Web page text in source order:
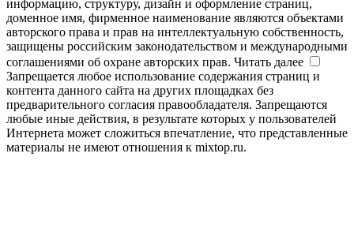
информацию, структуру, дизайн и оформление страниц,
доменное имя, фирменное наименование являются объектами
авторского права и прав на интеллектуальную собственность,
защищены российским законодательством и международными
соглашениями об охране авторских прав. Читать далее
Запрещается любое использование содержания страниц и
контента данного сайта на других площадках без
предварительного согласия правообладателя. Запрещаются
любые иные действия, в результате которых у пользователей
Интернета может сложиться впечатление, что представленные
материалы не имеют отношения к mixtop.ru.